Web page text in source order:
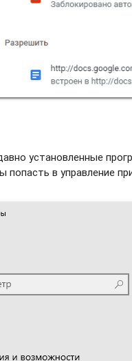
установленные
попасть в управление